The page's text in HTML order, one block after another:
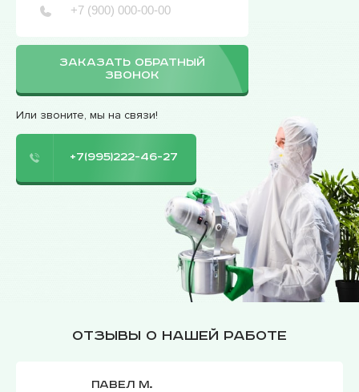
ЗАКАЗАТЬ ОБРАТНЫЙ
ЗВОНОК
Или звоните, мы на связи!
+7(995)222-46-27
Отзывы о нашей работе
Иван Ф.